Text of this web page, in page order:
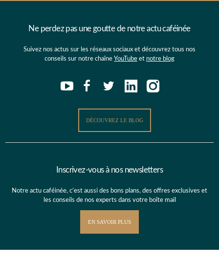
Ne perdez pas une goutte de notre actu caféinée
Suivez nos actus sur les réseaux sociaux et découvrez tous nos
conseils sur notre chaîne YouTube et notre blog
DÉCOUVREZ LE BLOG
Inscrivez-vous à nos newsletters
Notre actu caféinée, c’est aussi des bons plans, des offres exclusives et
les conseils de nos experts dans votre boîte mail
EN SAVOIR PLUS